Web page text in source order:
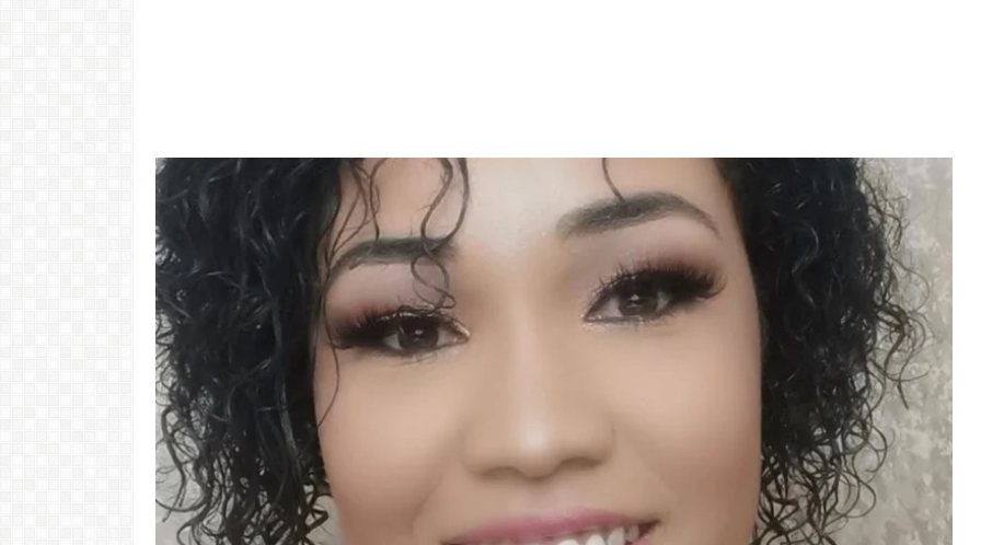
LER MAIS
Video: Caboverdiana konta
motivo ki fazel larga
Portugal pa volta pa Cabo
Verde
LER MAIS